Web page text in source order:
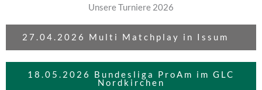
Unsere Turniere 2026
27.04.2026 Multi Matchplay in Issum
18.05.2026 Bundesliga ProAm im GLC
Nordkirchen